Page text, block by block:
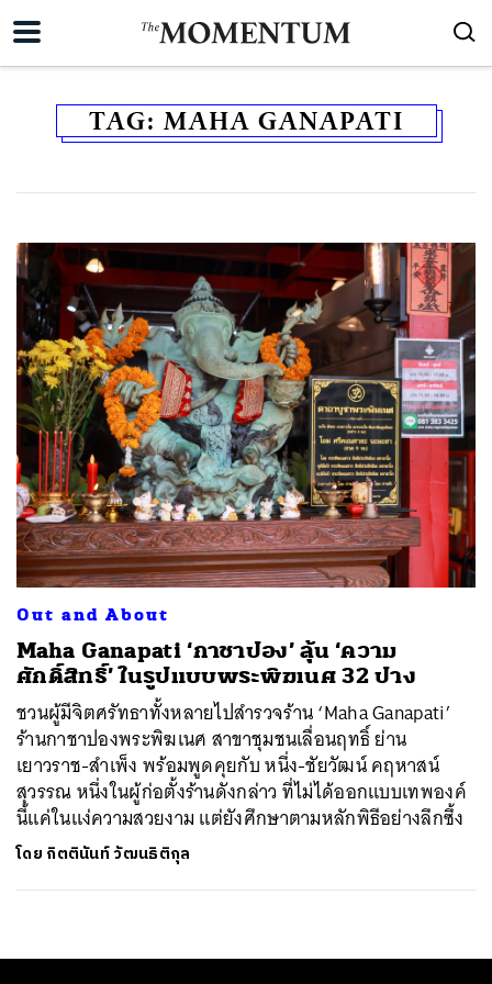
TAG: MAHA GANAPATI
Out and About
Maha Ganapati ‘กาชาปอง’ ลุ้น ‘ความ
ศักดิ์สิทธิ์’ ในรูปแบบพระพิฆเนศ 32 ปาง
ชวนผู้มีจิตศรัทธาทั้งหลายไปสำรวจร้าน ‘Maha Ganapati’
ร้านกาชาปองพระพิฆเนศ สาขาชุมชนเลื่อนฤทธิ์ ย่าน
เยาวราช-สำเพ็ง พร้อมพูดคุยกับ หนึ่ง-ชัยวัฒน์ คฤหาสน์
สุวรรณ หนึ่งในผู้ก่อตั้งร้านดังกล่าว ที่ไม่ได้ออกแบบเทพองค์
นี้แค่ในแง่ความสวยงาม แต่ยังศึกษาตามหลักพิธีอย่างลึกซึ้ง
โดย กิตตินันท์ วัฒนธิติกุล
ค้นหา
SHARE TWEET LINE EMAIL